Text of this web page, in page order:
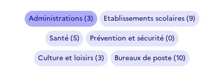
Administrations (3)
Etablissements scolaires (9)
Santé (5)
Prévention et sécurité (0)
Culture et loisirs (3)
Bureaux de poste (10)